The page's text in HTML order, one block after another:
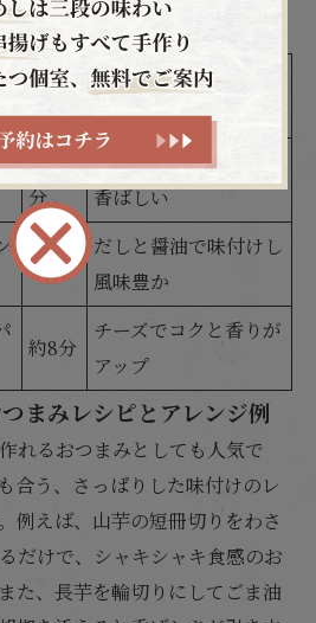
所要
時間
ポイント
約10
分
中火でじっくり焼くと
香ばしい
約5分
だしと醤油で味付けし
風味豊か
約8分
チーズでコクと香りが
アップ
まみレシピとアレンジ例
れるおつまみとしても人気で
合う、さっぱりした味付けのレ
例えば、山芋の短冊切りをわさ
だけで、シャキシャキ食感のお
た、長芋を輪切りにしてごま油